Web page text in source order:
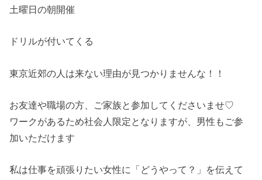
土曜日の朝開催
ドリルが付いてくる
東京近郊の人は来ない理由が見つかりませんな！！
お友達や職場の方、ご家族と参加してくださいませ♡
ワークがあるため社会人限定となりますが、男性もご参
加いただけます
私は仕事を頑張りたい女性に「どうやって？」を伝えて